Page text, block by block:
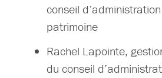
conseil d’administration
patrimoine
Rachel Lapointe,
du conseil